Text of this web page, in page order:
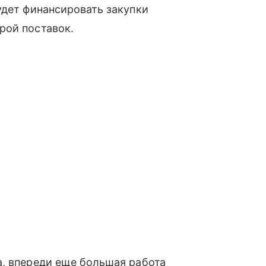
финансировать закупки
поставок.
впереди еще большая работа